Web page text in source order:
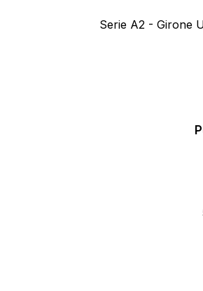
Serie A2 - Girone